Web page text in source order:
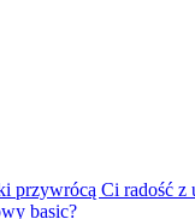
przywrócą Ci radość z
basic?